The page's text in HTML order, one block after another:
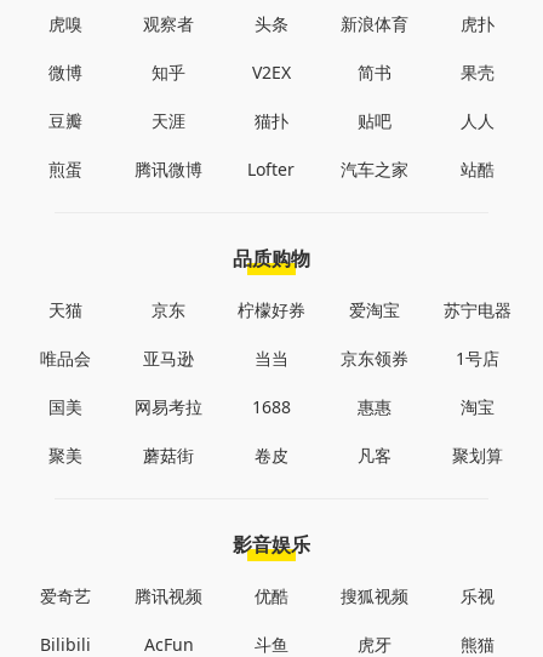
虎嗅 观察者 头条 新浪体育 虎扑
微博 知乎 V2EX 简书 果壳
豆瓣 天涯 猫扑 贴吧 人人
煎蛋 腾讯微博 Lofter 汽车之家 站酷
品质购物
天猫 京东 柠檬好券 爱淘宝 苏宁电器
唯品会 亚马逊 当当 京东领券 1号店
国美 网易考拉 1688 惠惠 淘宝
聚美 蘑菇街 卷皮 凡客 聚划算
影音娱乐
爱奇艺 腾讯视频 优酷 搜狐视频 乐视
Bilibili AcFun 斗鱼 虎牙 熊猫